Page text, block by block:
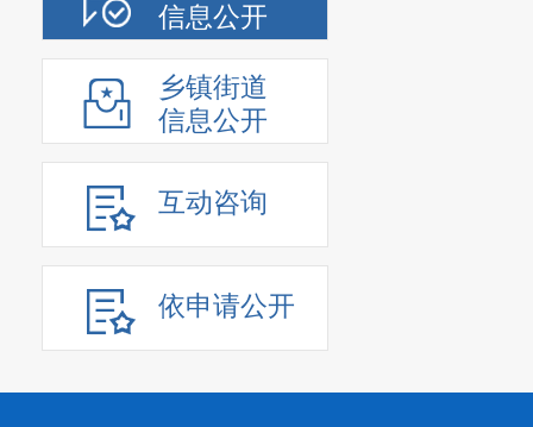
信息公开
乡镇街道
信息公开
互动咨询
依申请公开